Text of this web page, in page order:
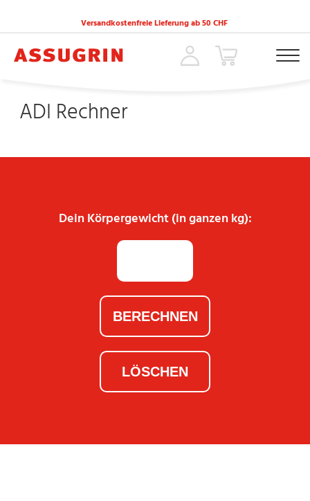
Versandkostenfreie Lieferung ab 50 CHF
ACCUEIL ADI RECHNER
ADI Rechner
Dein Körpergewicht (in ganzen kg):